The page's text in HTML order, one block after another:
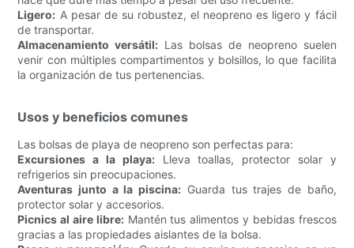
Ligero: A pesar de su robustez, el neopreno es ligero y fácil
de transportar.
Almacenamiento versátil: Las bolsas de neopreno suelen
venir con múltiples compartimentos y bolsillos, lo que facilita
la organización de tus pertenencias.
Usos y beneficios comunes
Las bolsas de playa de neopreno son perfectas para:
Excursiones a la playa:Lleva toallas, protector solar y
refrigerios sin preocupaciones.
Aventuras junto a la piscina: Guarda tus trajes de baño,
protector solar y accesorios.
Picnics al aire libre:Mantén tus alimentos y bebidas frescos
gracias a las propiedades aislantes de la bolsa.